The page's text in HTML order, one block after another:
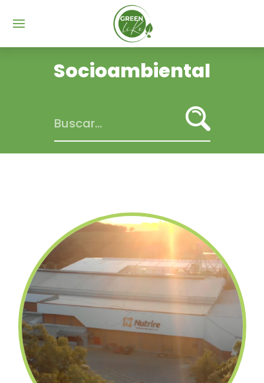
Socioambiental